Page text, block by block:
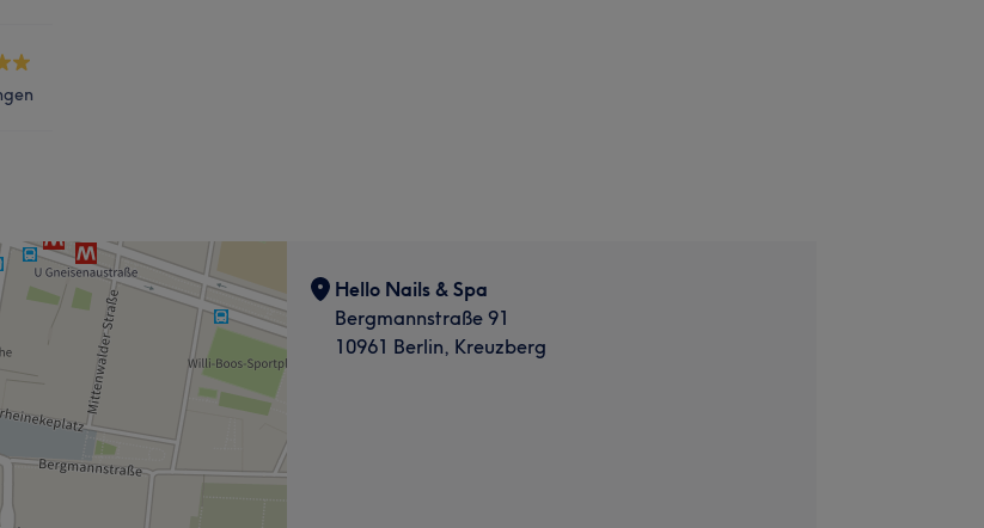
Hello Nails & Spa
Bergmannstraße 91
10961 Berlin, Kreuzberg